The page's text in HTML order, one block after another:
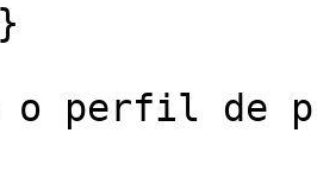
o perfil de